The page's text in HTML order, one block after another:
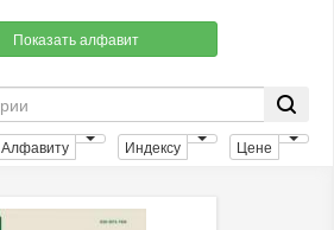
Показать алфавит
Алфавиту Индексу Цене